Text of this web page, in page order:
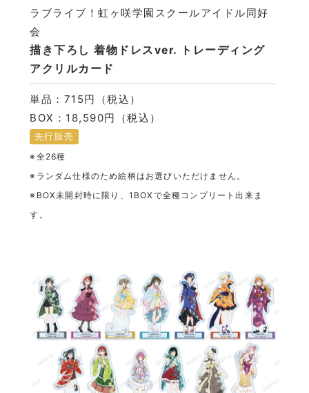
描き下ろし 着物ドレスver. トレーディング
アクリルカード
ラブライブ！虹ヶ咲学園スクールアイドル同好
会
単品：715円（税込）
BOX：18,590円（税込）
先行販売
※全26種
※ランダム仕様のため絵柄はお選びいただけません。
※BOX未開封時に限り、1BOXで全種コンプリート出来ま
す。